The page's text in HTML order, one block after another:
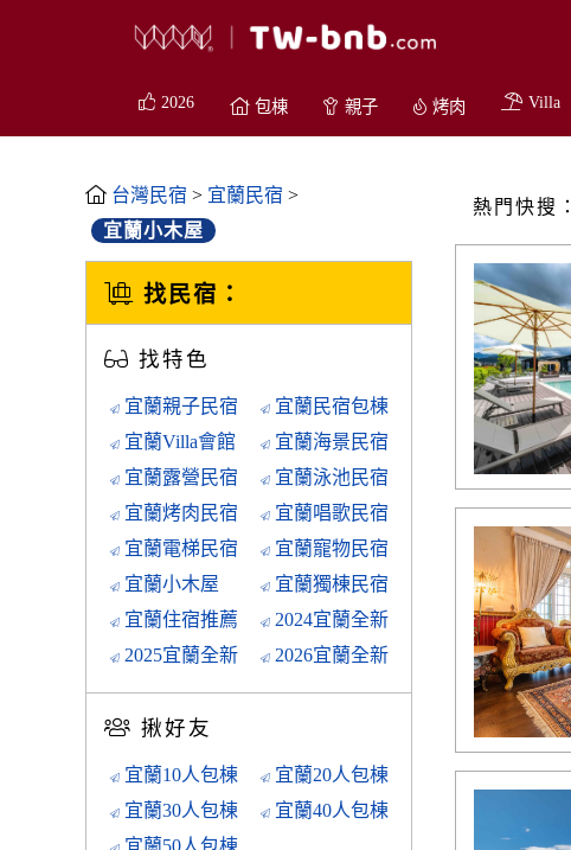
2026 包棟 親子 烤肉 Villa
台灣民宿 > 宜蘭民宿 >
宜蘭小木屋
找民宿：
找特色
宜蘭親子民宿
宜蘭民宿包棟
宜蘭Villa會館
宜蘭海景民宿
宜蘭露營民宿
宜蘭泳池民宿
宜蘭烤肉民宿
宜蘭唱歌民宿
宜蘭電梯民宿
宜蘭寵物民宿
宜蘭小木屋
宜蘭獨棟民宿
宜蘭住宿推薦
2024宜蘭全新
2025宜蘭全新
2026宜蘭全新
揪好友
宜蘭10人包棟
宜蘭20人包棟
宜蘭30人包棟
宜蘭40人包棟
宜蘭50人包棟
熱門快搜：